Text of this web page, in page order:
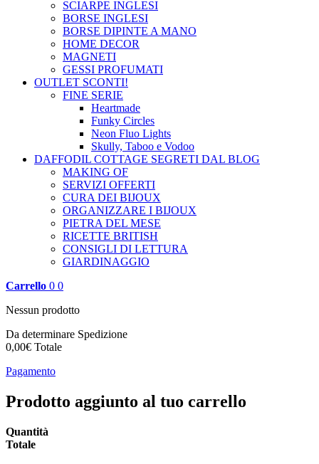
SCIARPE INGLESI
BORSE INGLESI
BORSE DIPINTE A MANO
HOME DECOR
MAGNETI
GESSI PROFUMATI
OUTLET SCONTI!
FINE SERIE
Heartmade
Funky Circles
Neon Fluo Lights
Skully, Taboo e Vodoo
DAFFODIL COTTAGE SEGRETI DAL BLOG
MAKING OF
SERVIZI OFFERTI
CURA DEI BIJOUX
ORGANIZZARE I BIJOUX
PIETRA DEL MESE
RICETTE BRITISH
CONSIGLI DI LETTURA
GIARDINAGGIO
Carrello 0 0
Nessun prodotto
Da determinare Spedizione
0,00€ Totale
Pagamento
Prodotto aggiunto al tuo carrello
Quantità
Totale